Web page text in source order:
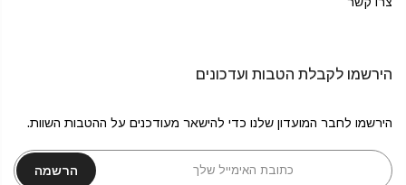
הירשמו לקבלת הטבות ועדכונים
הירשמו לחבר המועדון שלנו כדי להישאר מעודכנים על ההטבות השוות.
הרשמה